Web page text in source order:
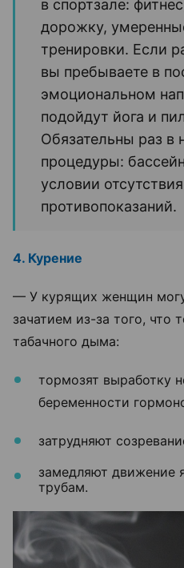
в спортзале:
дорожку,
тренировки. Если
вы пребываете в
эмоциональном
подойдут йога и
Обязательны раз в
процедуры:
условии отсутствия
противопоказаний.
4. Курение
— У курящих женщин
зачатием из-за того, что
табачного дыма:
тормозят выработку
беременности
затрудняют
замедляют движение
трубам.